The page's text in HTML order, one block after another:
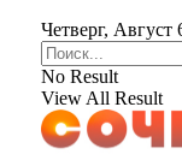
Четверг, Август
No Result
View All Result